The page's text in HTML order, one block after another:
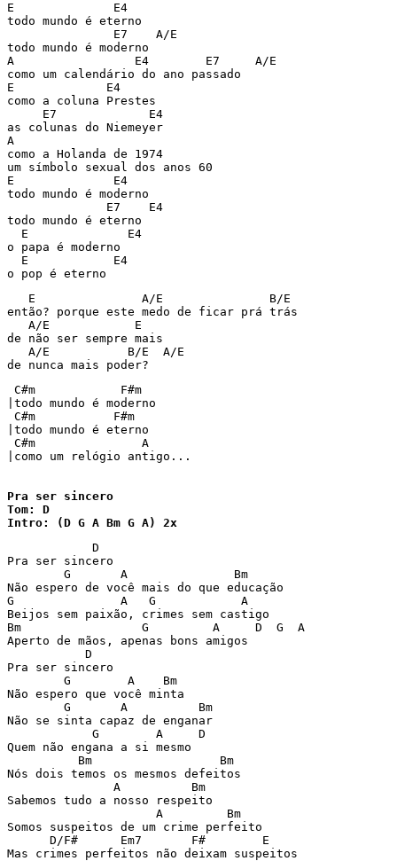
E              E4
todo mundo é eterno
               E7    A/E
todo mundo é moderno
A                 E4        E7     A/E
como um calendário do ano passado
E             E4
como a coluna Prestes
     E7             E4
as colunas do Niemeyer
A
como a Holanda de 1974
um símbolo sexual dos anos 60
E              E4
todo mundo é moderno
              E7    E4
todo mundo é eterno
  E              E4
o papa é moderno
  E            E4
   E               A/E               B/E
então? porque este medo de ficar prá trás
   A/E            E
de não ser sempre mais
   A/E           B/E  A/E
de nunca mais poder?
C#m            F#m
|todo mundo é moderno
C#m           F#m
|todo mundo é eterno
C#m               A
|como um relógio antigo...
Pra ser sincero
Tom: D
Intro: (D G A Bm G A) 2x
            D
Pra ser sincero
        G       A               Bm
Não espero de você mais do que educação
G               A   G            A
Beijos sem paixão, crimes sem castigo
Bm                 G         A     D  G  A
Aperto de mãos, apenas bons amigos
           D
Pra ser sincero
        G        A    Bm
Não espero que você minta
        G       A          Bm
Não se sinta capaz de enganar
            G        A     D
Quem não engana a si mesmo
          Bm                  Bm
Nós dois temos os mesmos defeitos
               A          Bm
Sabemos tudo a nosso respeito
                     A         Bm
Somos suspeitos de um crime perfeito
      D/F#      Em7       F#        E
Mas crimes perfeitos não deixam suspeitos